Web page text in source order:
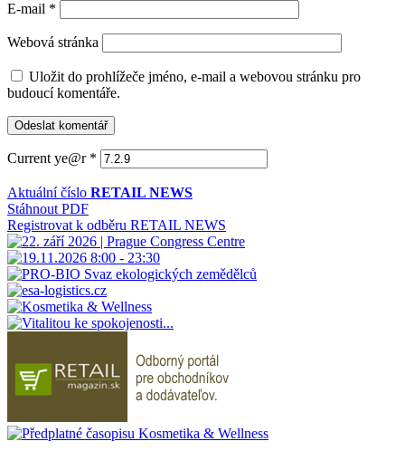
E-mail *
Webová stránka
Uložit do prohlížeče jméno, e-mail a webovou stránku pro
budoucí komentáře.
Current ye@r *
Aktuální číslo RETAIL NEWS
Stáhnout PDF
Registrovat k odběru RETAIL NEWS